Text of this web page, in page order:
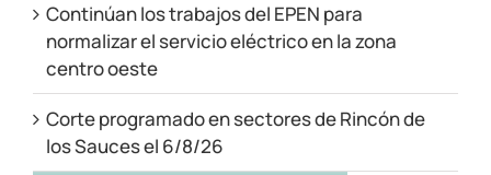
Continúan los trabajos del EPEN para
normalizar el servicio eléctrico en la zona
centro oeste
Corte programado en sectores de Rincón de
los Sauces el 6/8/26